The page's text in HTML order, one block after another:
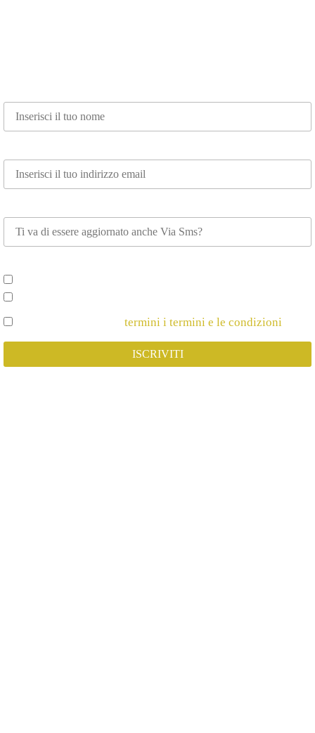
termini i termini e le condizioni